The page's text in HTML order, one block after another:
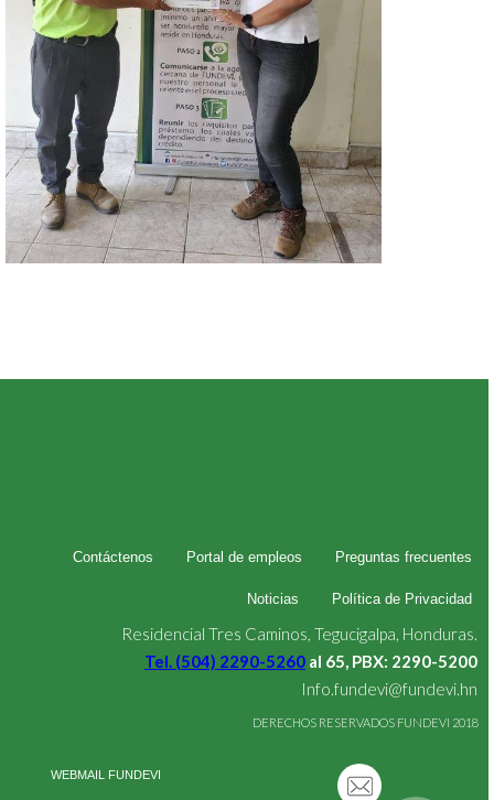
Contáctenos Portal de empleos Preguntas frecuentes
Noticias Política de Privacidad
Residencial Tres Caminos, Tegucigalpa, Honduras.
Tel. (504) 2290-5260 al 65, PBX: 2290-5200
Info.fundevi@fundevi.hn
DERECHOS RESERVADOS FUNDEVI 2018
WEBMAIL FUNDEVI